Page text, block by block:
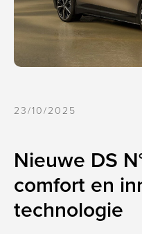
23/10/2025
Nieuwe DS
comfort en
technologie